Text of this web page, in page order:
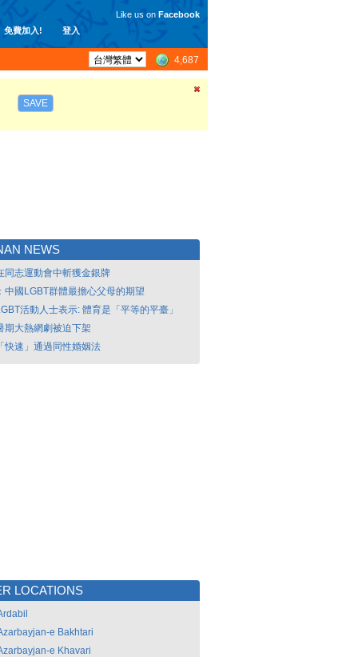
免費加入! 登入
Like us on Facebook
4,687
SAVE
NEWS
同志運動會中斬獲金銀牌
中國LGBT群體最擔心父母的期望
活動人士表示: 體育是「平等的平臺」
期大熱網劇被迫下架
快速」通過同性婚姻法
LOCATIONS
e Bakhtari
e Khavari